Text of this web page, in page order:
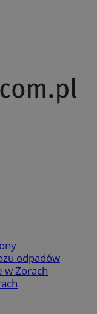
odpadów
w Żorach